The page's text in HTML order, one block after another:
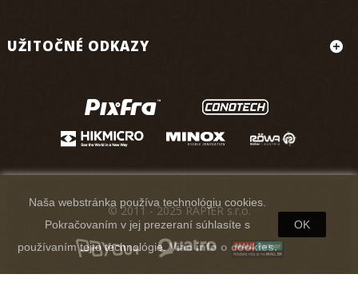
UŽITOČNÉ ODKAZY
Naša webstránka používa technológiu cookies.
Pokračovaním v jej prezeraní súhlasíte s
používaním tejto technológie.Viac info o cookies.
OK
© 2011 - 2025 RAPIER s.r.o.